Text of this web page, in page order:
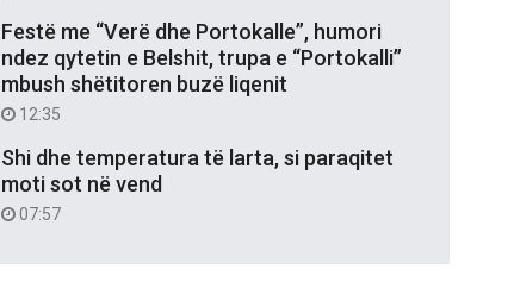
Festë me “Verë dhe Portokalle”, humori
ndez qytetin e Belshit, trupa e “Portokalli”
mbush shëtitoren buzë liqenit
12:35
Shi dhe temperatura të larta, si paraqitet
moti sot në vend
07:57